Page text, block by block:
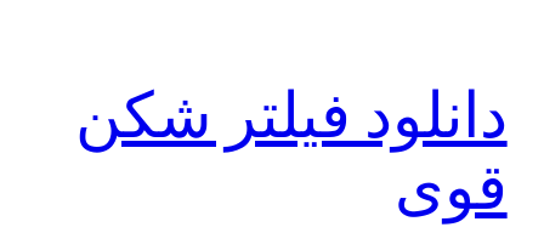
دانلود فیلتر شکن
قوی